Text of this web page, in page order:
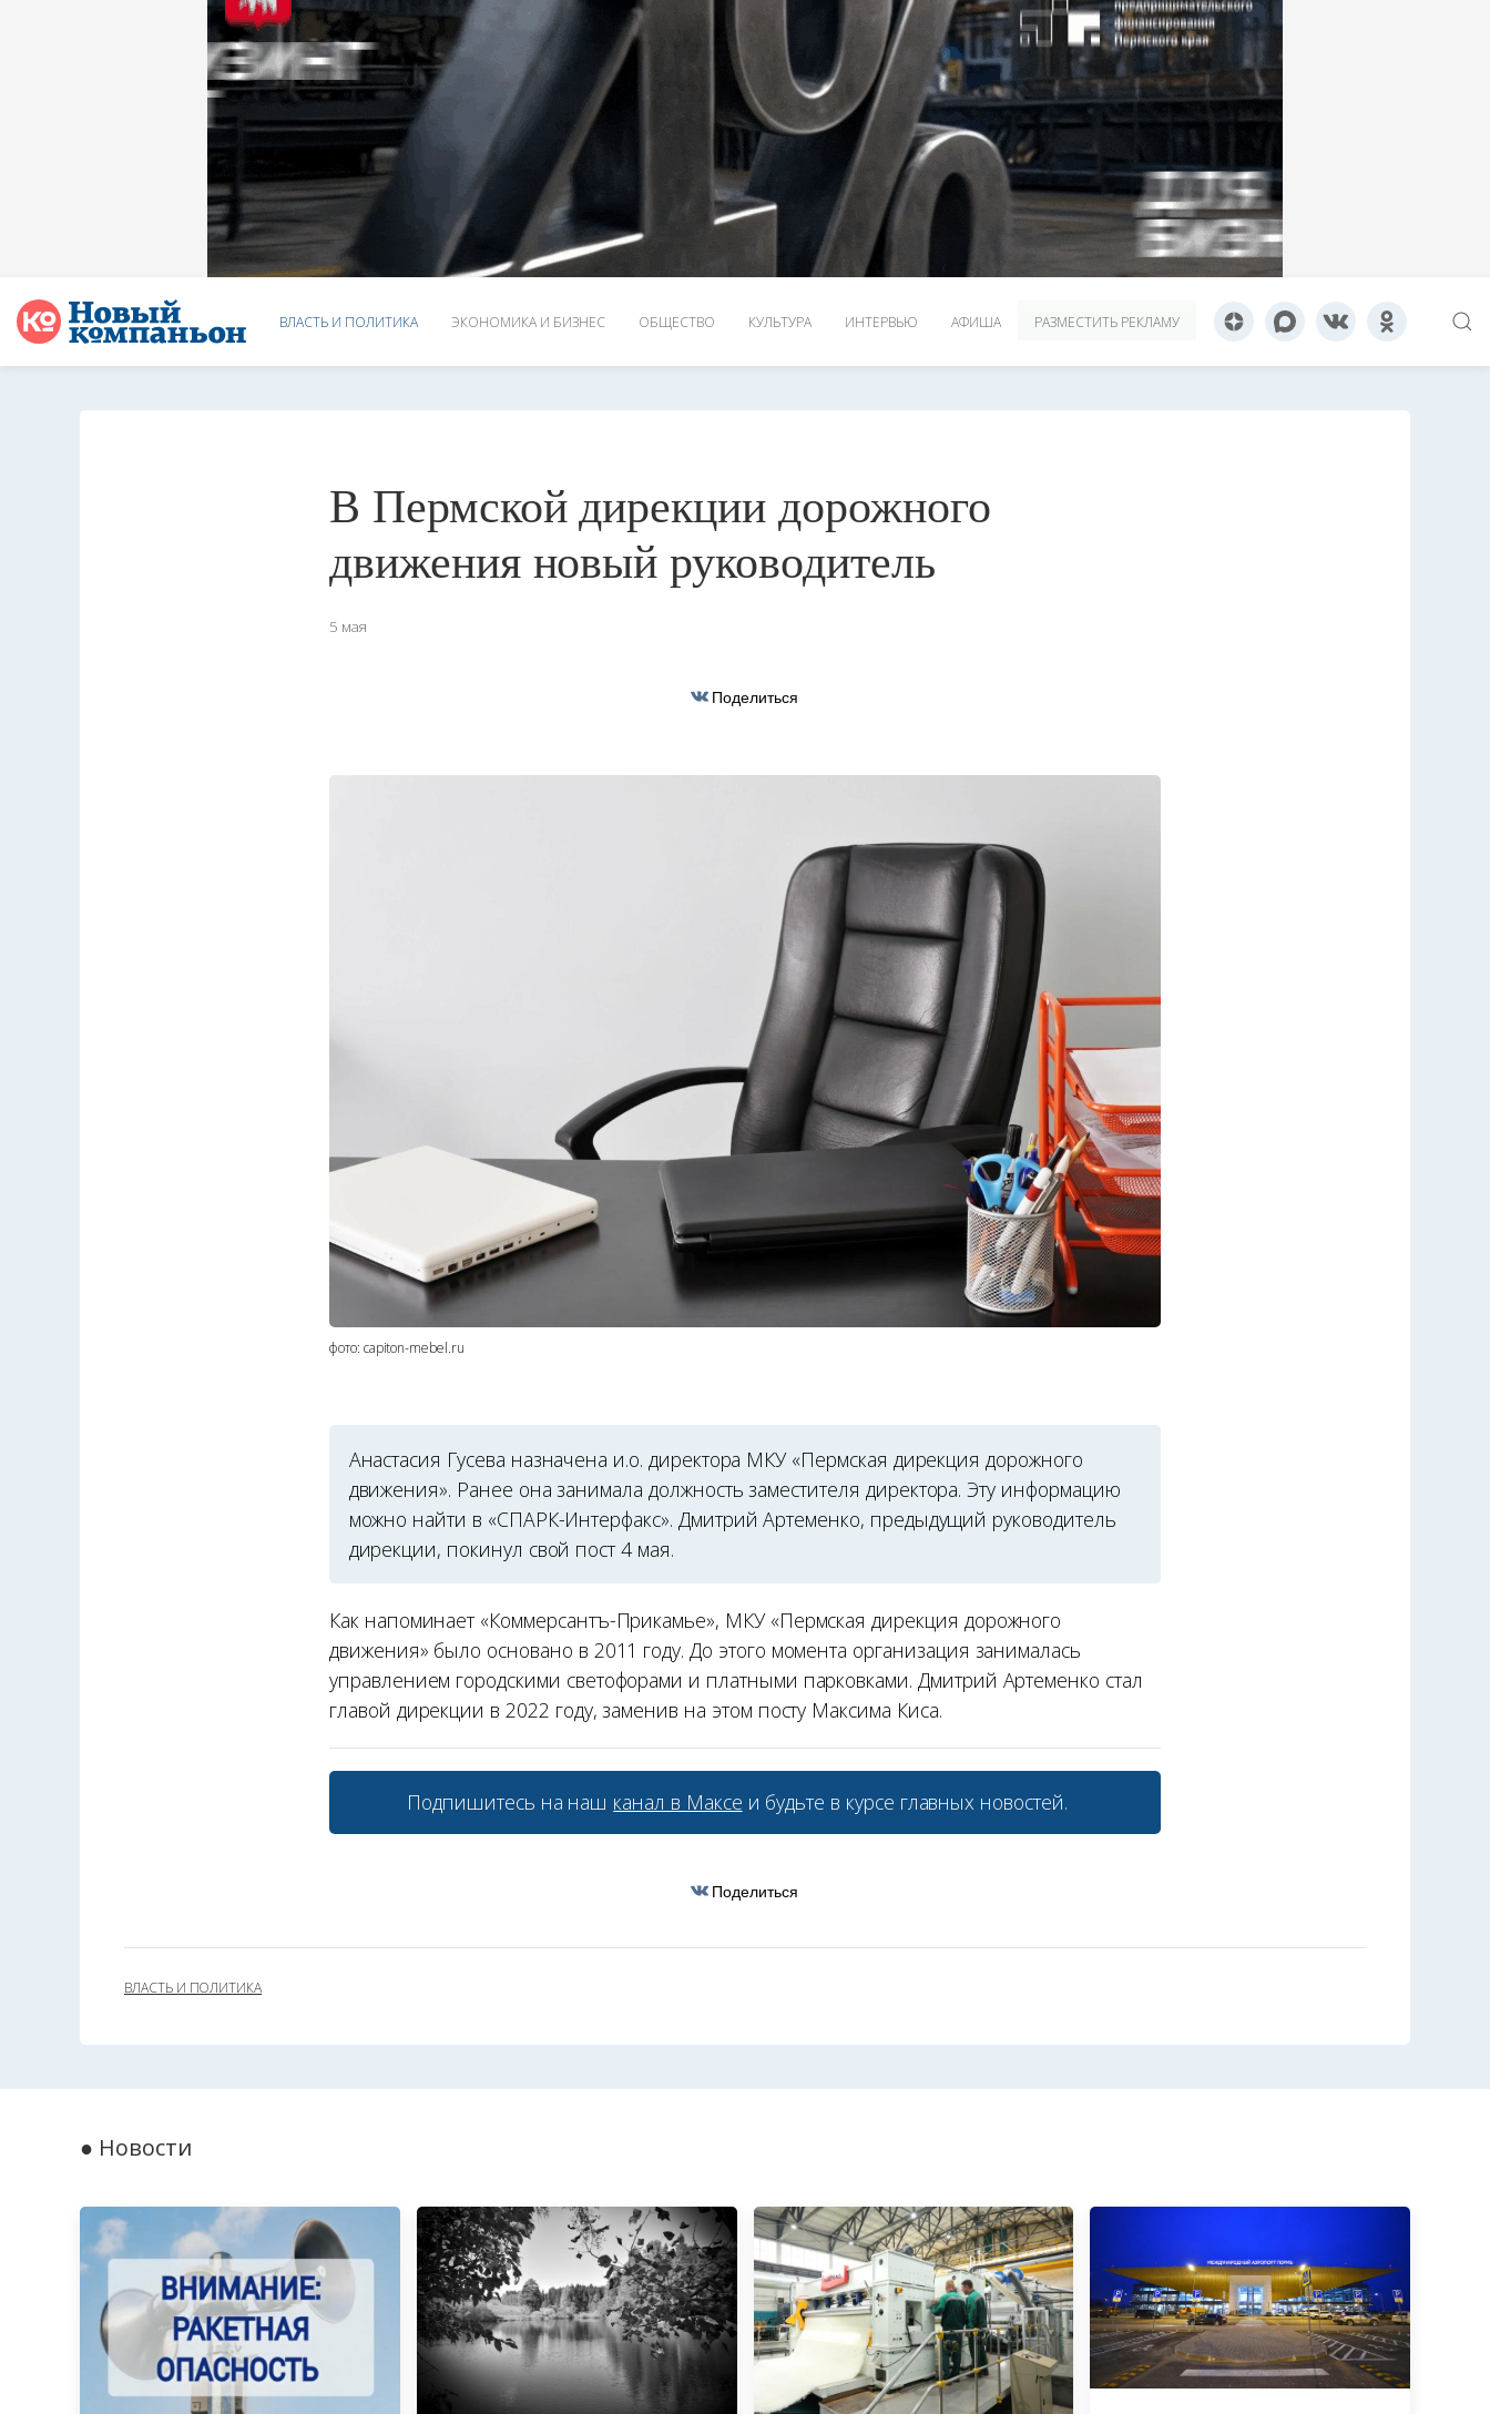
ВЛАСТЬ И ПОЛИТИКА ЭКОНОМИКА И БИЗНЕС ОБЩЕСТВО КУЛЬТУРА ИНТЕРВЬЮ АФИША РАЗМЕСТИТЬ РЕКЛАМУ
В Пермской дирекции дорожного
движения новый руководитель
5 мая
Поделиться
фото: capiton-mebel.ru
Анастасия Гусева назначена и.о. директора МКУ «Пермская дирекция дорожного
движения». Ранее она занимала должность заместителя директора. Эту информацию
можно найти в «СПАРК-Интерфакс». Дмитрий Артеменко, предыдущий руководитель
дирекции, покинул свой пост 4 мая.
Как напоминает «Коммерсантъ-Прикамье», МКУ «Пермская дирекция дорожного
движения» было основано в 2011 году. До этого момента организация занималась
управлением городскими светофорами и платными парковками. Дмитрий Артеменко стал
главой дирекции в 2022 году, заменив на этом посту Максима Киса.
Подпишитесь на наш канал в Максе и будьте в курсе главных новостей.
Поделиться
ВЛАСТЬ И ПОЛИТИКА
● Новости